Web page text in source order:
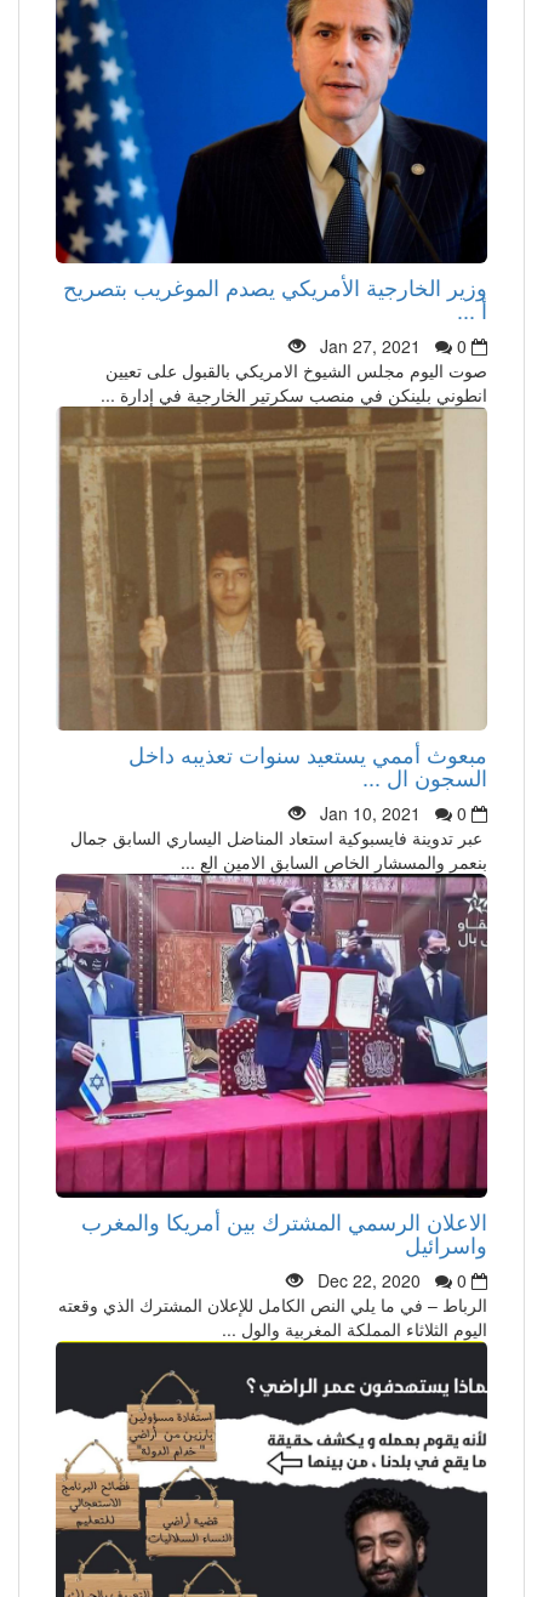
وزير الخارجية الأمريكي يصدم الموغريب بتصريح
أ ...
Jan 27, 2021
0
صوت اليوم مجلس الشيوخ الامريكي بالقبول على تعيين
انطوني بلينكن في منصب سكرتير الخارجية في إدارة ...
مبعوث أممي يستعيد سنوات تعذيبه داخل
السجون ال ...
Jan 10, 2021
0
عبر تدوينة فايسبوكية استعاد المناضل اليساري السابق جمال
بنعمر والمسشار الخاص السابق الامين الع ...
الاعلان الرسمي المشترك بين أمريكا والمغرب
واسرائيل
Dec 22, 2020
0
الرباط – في ما يلي النص الكامل للإعلان المشترك الذي وقعته
اليوم الثلاثاء المملكة المغربية والول ...